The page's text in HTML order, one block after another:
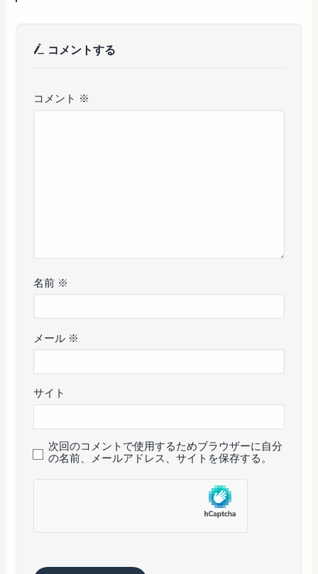
コメントする
コメント ※
名前 ※
メール ※
サイト
次回のコメントで使用するためブラウザーに自分
の名前、メールアドレス、サイトを保存する。